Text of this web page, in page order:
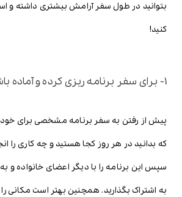
بتوانید در طول سفر آرامش بیشتری داشته و
کنید!
1- برای سفر برنامه ریزی کرده و آماده باشید!
پیش از رفتن به سفر برنامه مشخصی برای
که بدانید در هر روز کجا هستید و چه کاری را
سپس این برنامه را با دیگر اعضای خانواده و
به اشتراک بگذارید. همچنین بهتر است مکانی را